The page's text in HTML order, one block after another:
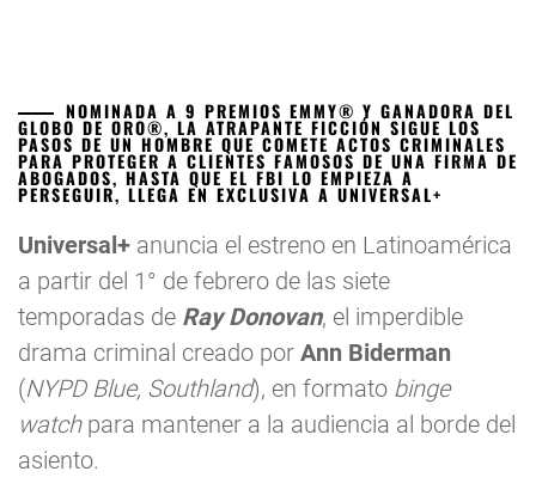
NOMINADA A 9 PREMIOS EMMY® Y GANADORA DEL
GLOBO DE ORO®, LA ATRAPANTE FICCIÓN SIGUE LOS
PASOS DE UN HOMBRE QUE COMETE ACTOS CRIMINALES
PARA PROTEGER A CLIENTES FAMOSOS DE UNA FIRMA DE
ABOGADOS, HASTA QUE EL FBI LO EMPIEZA A
PERSEGUIR, LLEGA EN EXCLUSIVA A UNIVERSAL+
Universal+ anuncia el estreno en Latinoamérica
a partir del 1° de febrero de las siete
temporadas de Ray Donovan, el imperdible
drama criminal creado por Ann Biderman
(NYPD Blue, Southland), en formato binge
watchpara mantener a la audiencia al borde del
asiento.